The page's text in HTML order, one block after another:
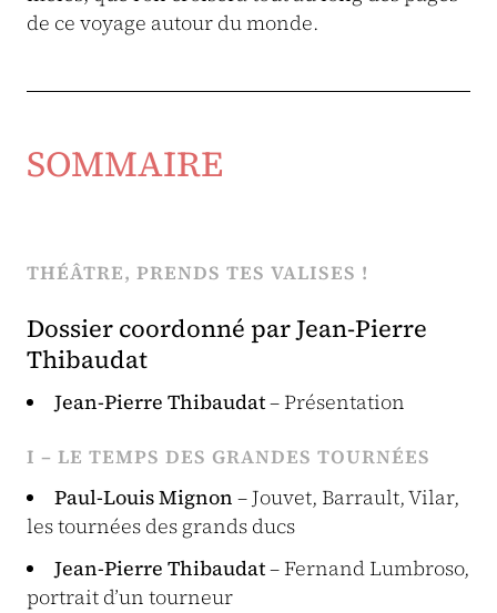
de ce voyage autour du monde.
SOMMAIRE
THÉÂTRE, PRENDS TES VALISES !
Dossier coordonné par Jean-Pierre
Thibaudat
Jean-Pierre Thibaudat– Présentation
I – LE TEMPS DES GRANDES TOURNÉES
Paul-Louis Mignon – Jouvet, Barrault, Vilar,
les tournées des grands ducs
Jean-Pierre Thibaudat– Fernand Lumbroso,
portrait d’un tourneur